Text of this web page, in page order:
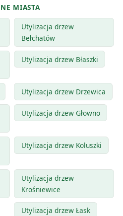
MIASTA
Utylizacja drzew
Bełchatów
Utylizacja drzew Błaszki
Utylizacja drzew Drzewica
Utylizacja drzew Głowno
Utylizacja drzew Koluszki
Utylizacja drzew
Krośniewice
Utylizacja drzew Łask